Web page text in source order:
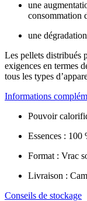
une
consommation
une
Les pellets distribués
exigences en termes
tous les types
Informations
Pouvoir
Essences : 100
Format : Vrac
Livraison :
Conseils de stockage